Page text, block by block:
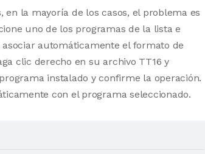
la mayoría de los casos, el problema es
uno de los programas de la lista e
automáticamente el formato de
clic derecho en su archivo TT16 y
instalado y confirme la operación.
con el programa seleccionado.